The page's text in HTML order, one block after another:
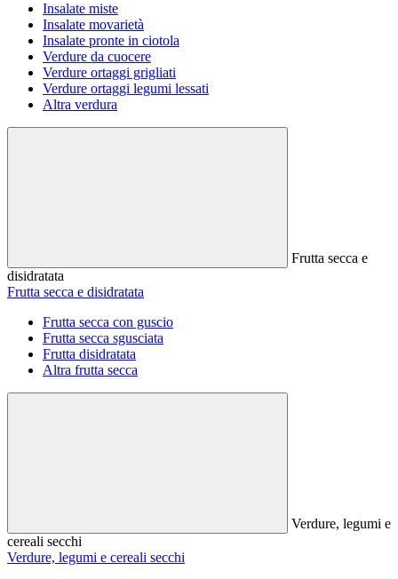
Insalate miste
Insalate movarietà
Insalate pronte in ciotola
Verdure da cuocere
Verdure ortaggi grigliati
Verdure ortaggi legumi lessati
Altra verdura
Frutta secca e
disidratata
Frutta secca e disidratata
Frutta secca con guscio
Frutta secca sgusciata
Frutta disidratata
Altra frutta secca
Verdure, legumi e
cereali secchi
Verdure, legumi e cereali secchi